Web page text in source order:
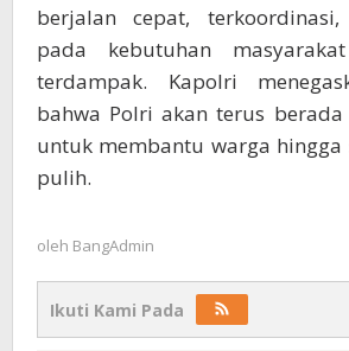
berjalan cepat,
pada kebutuhan
terdampak. Kapolri
bahwa Polri akan terus
untuk membantu warga
pulih.
oleh BangAdmin
Ikuti Kami Pada